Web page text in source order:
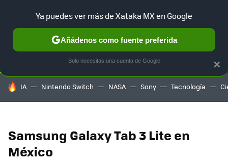
SELECCIÓN GAMING HOME AUTO TERRITORIO
HOY SE HABLA DE
IA Nintendo Switch NASA Sony Tecnología
Samsung Galaxy Tab 3 Lite en
México
×
Ya puedes ver más de Xataka MX en Google
Añádenos como fuente preferida
Solo necesitas una cuenta de Google